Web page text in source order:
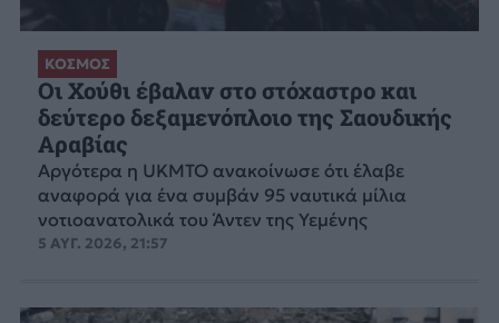
ΚΟΣΜΟΣ
Οι Χούθι έβαλαν στο στόχαστρο και
δεύτερο δεξαμενόπλοιο της Σαουδικής
Αραβίας
Aργότερα η UKMTO ανακοίνωσε ότι έλαβε
αναφορά για ένα συμβάν 95 ναυτικά μίλια
νοτιοανατολικά του Άντεν της Υεμένης
5 ΑΥΓ. 2026, 21:57